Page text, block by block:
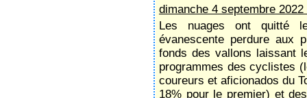
dimanche 4 septembre 2022
Les nuages ont quitté
évanescente perdure aux
fonds des vallons laissant
programmes des cyclistes
coureurs et aficionados du
18% pour le premier) et